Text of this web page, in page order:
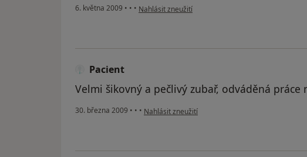
6. května 2009 • • • podle názoru uživatele René Herman
Nahlásit zneužití
Pacient
Velmi šikovný a pečlivý zubař, odváděná práce
30. března 2009 • • • podle názoru uživatele Pacient
Nahlásit zneužití